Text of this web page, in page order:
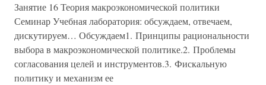
Занятие 16 Теория макроэкономической политики
Семинар Учебная лаборатория: обсуждаем, отвечаем,
дискутируем… Обсуждаем1. Принципы рациональности
выбора в макроэкономической политике.2. Проблемы
согласования целей и инструментов.3. Фискальную
политику и механизм ее